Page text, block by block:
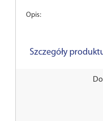
Opis:
Szczegóły